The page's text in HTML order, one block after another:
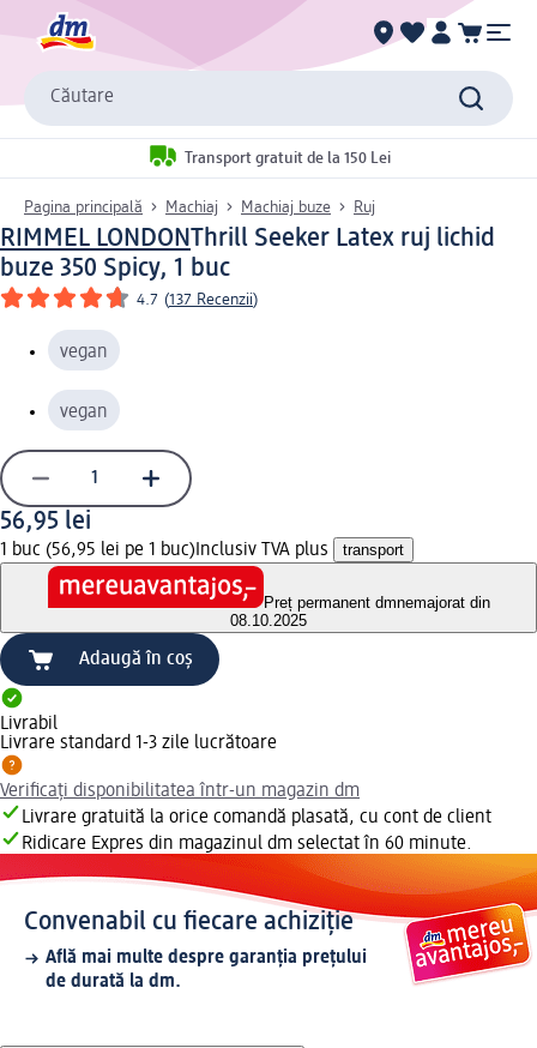
Căutare
Transport gratuit de la 150 Lei
Pagina principală Machiaj Machiaj buze Ruj
RIMMEL LONDONThrill Seeker Latex ruj lichid
buze 350 Spicy, 1 buc
4.7 (137 Recenzii)
vegan
vegan
56,95 lei
1 buc (56,95 lei pe 1 buc) Inclusiv TVA plus transport
Preț permanent dmnemajorat din
08.10.2025
Adaugă în coș
Livrabil
Livrare standard 1-3 zile lucrătoare
Verificați disponibilitatea într-un magazin dm
Livrare gratuită la orice comandă plasată, cu cont de client
Ridicare Expres din magazinul dm selectat în 60 minute.
Convenabil cu fiecare achiziție
Află mai multe despre garanția prețului
de durată la dm.